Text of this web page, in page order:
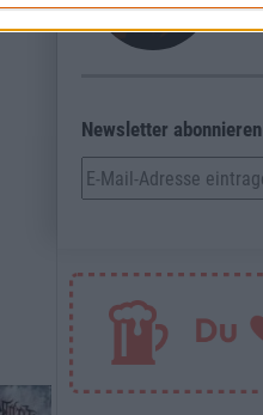
Newsletter abonnieren